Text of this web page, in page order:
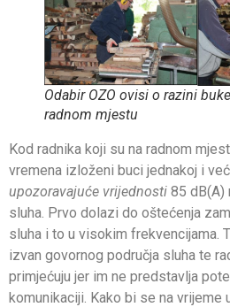
Odabir OZO ovisi o razini
radnom mjestu
Kod radnika koji su na radnom
vremena izloženi buci jednakoj i
upozoravajuće vrijednosti 85 dB(A)
sluha. Prvo dolazi do oštećenja
sluha i to u visokim frekvencijama.
izvan govornog područja sluha te
primjećuju jer im ne predstavlja
komunikaciji. Kako bi se na